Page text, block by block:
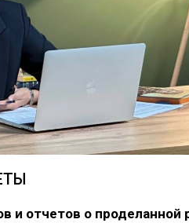
и отчетов о проделанной